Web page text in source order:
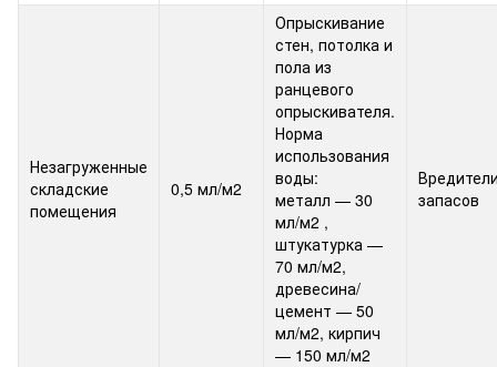
Незагруженные
складские
помещения
0,5 мл/м2
Опрыскивание
стен, потолка и
пола из
ранцевого
опрыскивателя.
Норма
использования
воды:
металл — 30
мл/м2 ,
штукатурка —
70 мл/м2,
древесина/
цемент — 50
мл/м2, кирпич
— 150 мл/м2
запасов